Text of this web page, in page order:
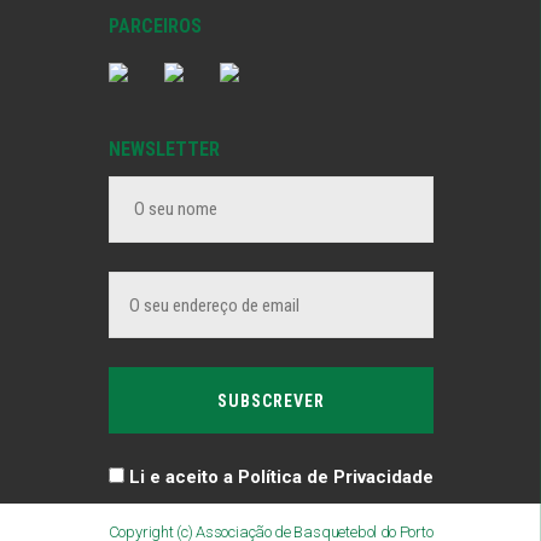
PARCEIROS
NEWSLETTER
Li e aceito a Política de Privacidade
Copyright (c) Associação de Basquetebol do Porto